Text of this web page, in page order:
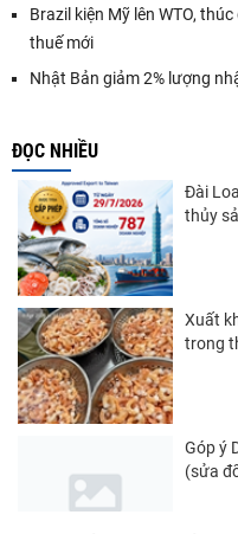
Brazil kiện Mỹ lên WTO,
thuế mới
Nhật Bản giảm 2% lượng
ĐỌC NHIỀU
Đài
thủy
Xuất
trong
Góp ý
(sửa